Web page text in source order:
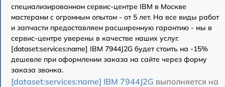
специализированном сервис-центре IBM в Москве
мастерами с огромным опытом - от 5 лет. На все виды работ
и запчасти предоставляем расширенную гарантию - мы в
сервис-центре уверены в качестве наших услуг.
[dataset:services:name] IBM 7944J2G будет стоить на -15%
дешевле при оформлении заказа на сайте через форму
заказа звонка.
[dataset:services:name] IBM 7944J2G выполняется на